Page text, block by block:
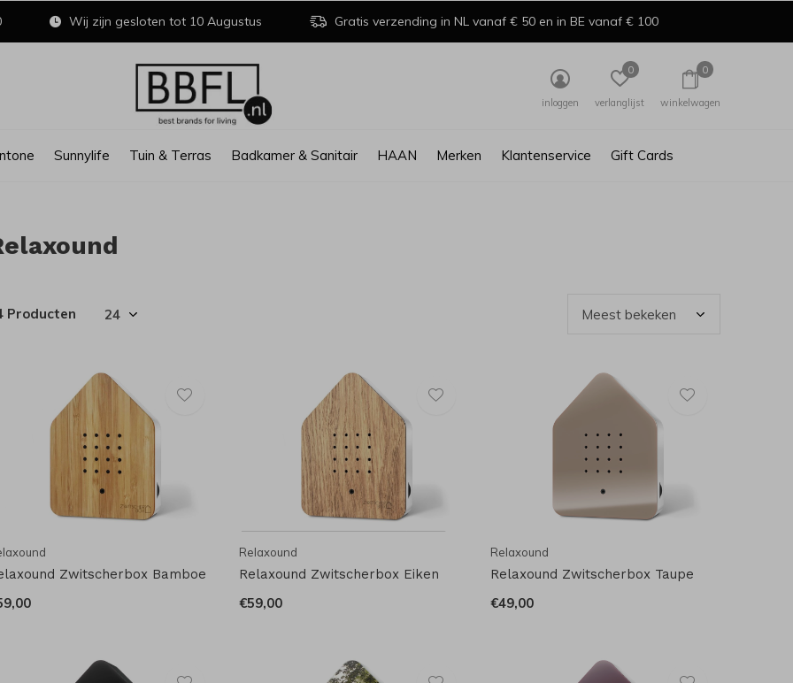
Sunnylife Tuin & Terras Badkamer & Sanitair HAAN Merken Klantenservice Gift Cards
inloggen verlanglijst
0
winkelwagen
0
Wij zijn gesloten tot 10 Augustus Gratis verzending in NL vanaf € 50 en in BE vanaf € 100
Producten
Zwitscherbox Bamboe
Relaxound
Relaxound Zwitscherbox Eiken
€59,00
Relaxound
Relaxound Zwitscherbox Taupe
€49,00